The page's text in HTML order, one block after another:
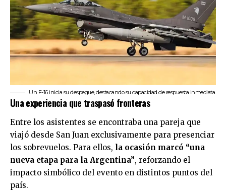
Un F-16 inicia su despegue, destacando su capacidad de respuesta inmediata.
Una experiencia que traspasó fronteras
Entre los asistentes se encontraba una pareja que
viajó desde San Juan exclusivamente para presenciar
los sobrevuelos. Para ellos, la ocasión marcó “una
nueva etapa para la Argentina”, reforzando el
impacto simbólico del evento en distintos puntos del
país.